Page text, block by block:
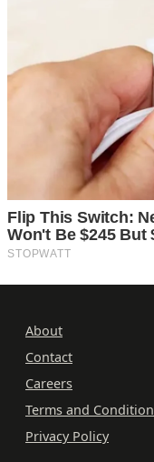
About
Contact
Careers
Terms and
Privacy Policy